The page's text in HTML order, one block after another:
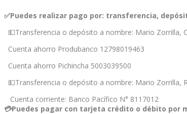
✅Puedes realizar pago por: transferencia,
💵Transferencia o depósito a nombre: Mario Zorrilla,
Cuenta ahorro Produbanco 12798019463
Cuenta ahorro Pichincha 5003039500
💵Transferencia o depósito a nombre: Mario Zorrilla,
Cuenta corriente: Banco Pacífico N° 8117012
💳Puedes pagar con tarjeta crédito o débito por